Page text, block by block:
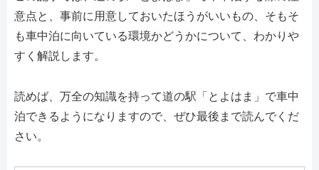
意点と、事前に用意しておいたほうがいいもの、そもそ
も車中泊に向いている環境かどうかについて、わかりや
すく解説します。
読めば、万全の知識を持って道の駅「とよはま」で車中
泊できるようになりますので、ぜひ最後まで読んでくだ
さい。